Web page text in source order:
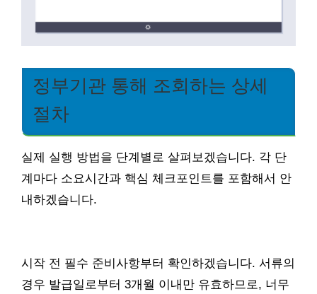
정부기관 통해 조회하는 상세
절차
실제 실행 방법을 단계별로 살펴보겠습니다. 각 단
계마다 소요시간과 핵심 체크포인트를 포함해서 안
내하겠습니다.
시작 전 필수 준비사항부터 확인하겠습니다. 서류의
경우 발급일로부터 3개월 이내만 유효하므로, 너무